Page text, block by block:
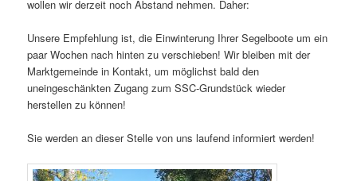
wollen wir derzeit noch Abstand nehmen. Daher:
Unsere Empfehlung ist, die Einwinterung Ihrer Segelboote um ein
paar Wochen nach hinten zu verschieben! Wir bleiben mit der
Marktgemeinde in Kontakt, um möglichst bald den
uneingeschänkten Zugang zum SSC-Grundstück wieder
herstellen zu können!
Sie werden an dieser Stelle von uns laufend informiert werden!